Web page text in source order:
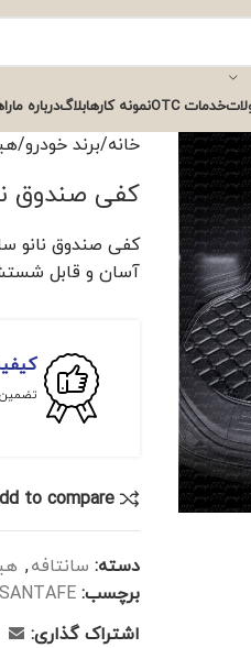
خدمات OTC نمونه کارهابلاگدرباره ما
خانه برند خودرو
کفی صندوق
کفی صندوق نانو
آسان و قابل
تضمین
to compare
دسته: سانتافه,
برچسب: SANTAFE
اشتراک گذاری: